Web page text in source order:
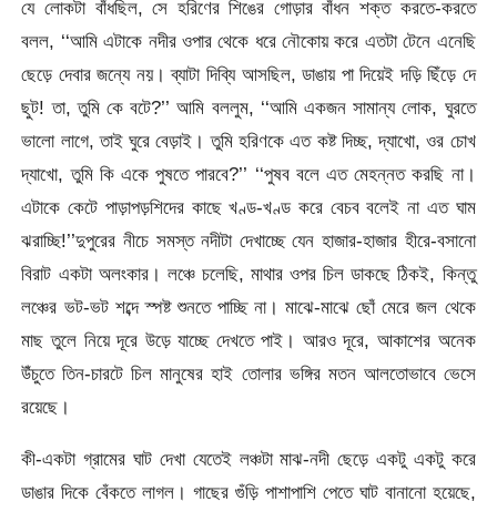
যে লোকটা বাঁধছিল, সে হরিণের শিঙের গোড়ার বাঁধন শক্ত করতে-করতে
বলল, ‘‘আমি এটাকে নদীর ওপার থেকে ধরে নৌকোয় করে এতটা টেনে এনেছি
ছেড়ে দেবার জন্যে নয়। ব্যাটা দিব্যি আসছিল, ডাঙায় পা দিয়েই দড়ি ছিঁড়ে দে
ছুট! তা, তুমি কে বটে?’’ আমি বললুম, ‘‘আমি একজন সামান্য লোক, ঘুরতে
ভালো লাগে, তাই ঘুরে বেড়াই। তুমি হরিণকে এত কষ্ট দিচ্ছ, দ্যাখো, ওর চোখ
দ্যাখো, তুমি কি একে পুষতে পারবে?’’ ‘‘পুষব বলে এত মেহন্নত করছি না।
এটাকে কেটে পাড়াপড়শিদের কাছে খণ্ড-খণ্ড করে বেচব বলেই না এত ঘাম
ঝরাচ্ছি!’’দুপুরের নীচে সমস্ত নদীটা দেখাচ্ছে যেন হাজার-হাজার হীরে-বসানো
বিরাট একটা অলংকার। লঞ্চে চলেছি, মাথার ওপর চিল ডাকছে ঠিকই, কিন্তু
লঞ্চের ভট-ভট শব্দে স্পষ্ট শুনতে পাচ্ছি না। মাঝে-মাঝে ছোঁ মেরে জল থেকে
মাছ তুলে নিয়ে দূরে উড়ে যাচ্ছে দেখতে পাই। আরও দূরে, আকাশের অনেক
উঁচুতে তিন-চারটে চিল মানুষের হাই তোলার ভঙ্গির মতন আলতোভাবে ভেসে
রয়েছে।
কী-একটা গ্রামের ঘাট দেখা যেতেই লঞ্চটা মাঝ-নদী ছেড়ে একটু একটু করে
ডাঙার দিকে বেঁকতে লাগল। গাছের গুঁড়ি পাশাপাশি পেতে ঘাট বানানো হয়েছে,